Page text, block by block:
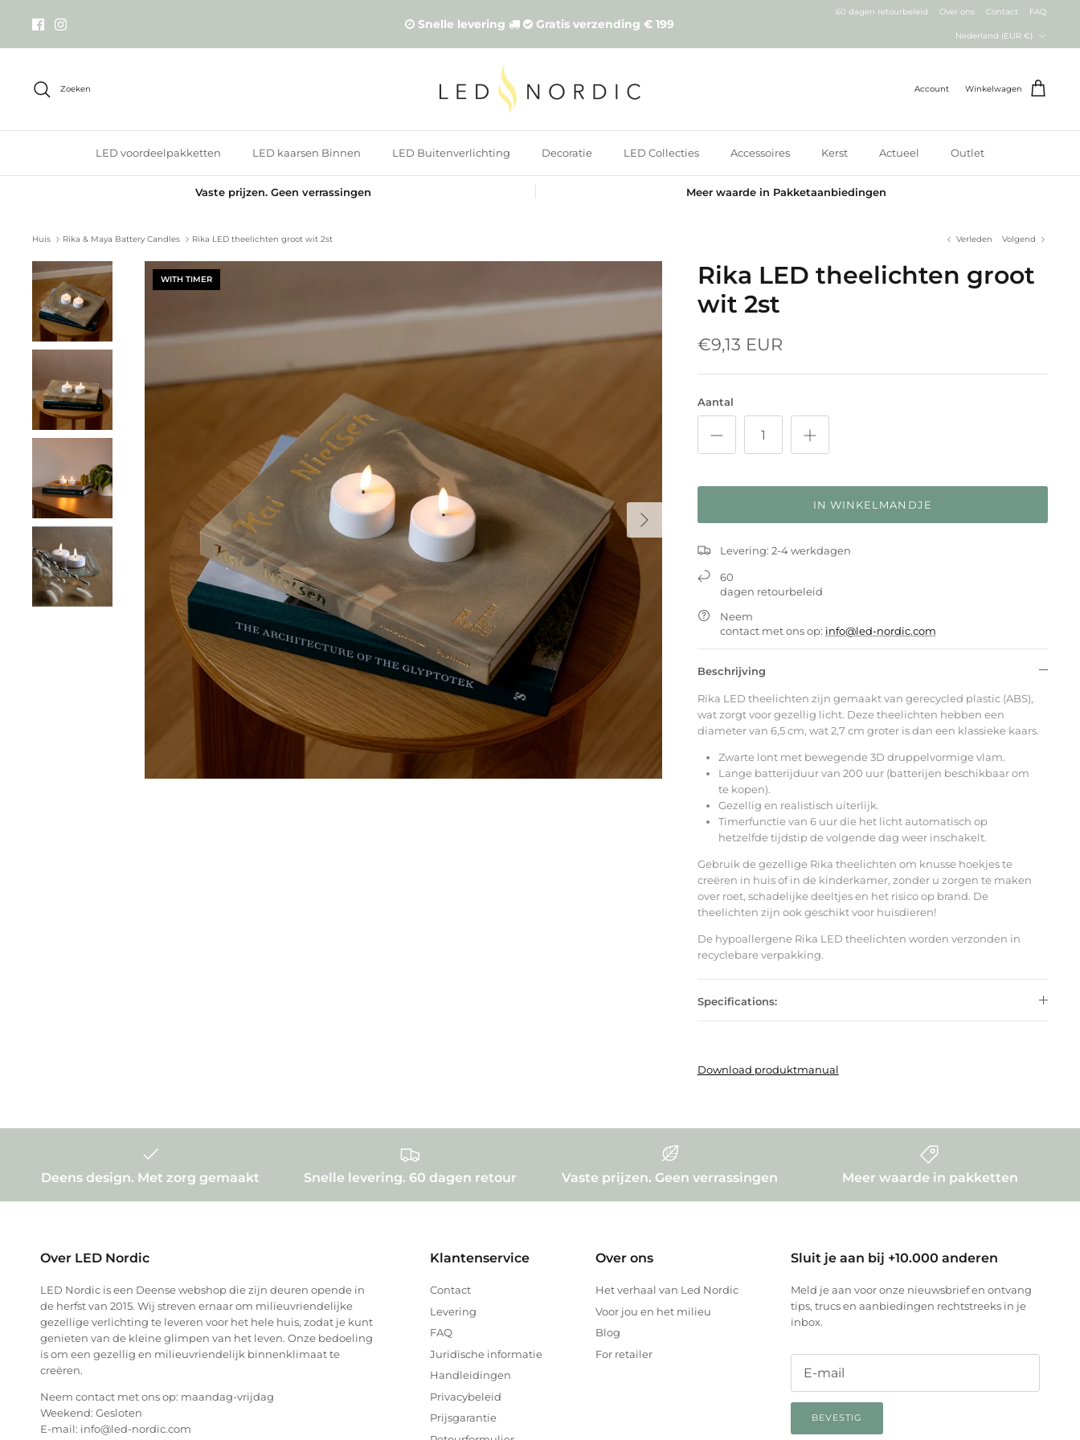
Snelle levering Gratis verzending € 199
60 dagen retourbeleid Over ons Contact
FAQ
Nederland (EUR €)
Zoeken Account Winkelwagen
LED voordeelpakketten LED kaarsen Binnen LED Buitenverlichting Decoratie LED Collecties Accessoires Kerst Actueel Outlet
Vaste prijzen. Geen verrassingen Meer waarde in Pakketaanbiedingen
Huis Rika & Maya Battery Candles Rika LED theelichten groot wit 2st Verleden Volgend
WITH TIMER
Rika LED theelichten groot
wit 2st
€9,13 EUR
Aantal
IN WINKELMANDJE
Levering: 2-4 werkdagen
60
dagen retourbeleid
Neem
contact met ons op: info@led-nordic.com
Beschrijving
Rika LED theelichten zijn gemaakt van gerecycled plastic (ABS),
wat zorgt voor gezellig licht. Deze theelichten hebben een
diameter van 6,5 cm, wat 2,7 cm groter is dan een klassieke kaars.
Zwarte lont met bewegende 3D druppelvormige vlam.
Lange batterijduur van 200 uur (batterijen beschikbaar om
te kopen).
Gezellig en realistisch uiterlijk.
Timerfunctie van 6 uur die het licht automatisch op
hetzelfde tijdstip de volgende dag weer inschakelt.
Gebruik de gezellige Rika theelichten om knusse hoekjes te
creëren in huis of in de kinderkamer, zonder u zorgen te maken
over roet, schadelijke deeltjes en het risico op brand. De
theelichten zijn ook geschikt voor huisdieren!
De hypoallergene Rika LED theelichten worden verzonden in
recyclebare verpakking.
Specifications:
Download produktmanual
Deens design. Met zorg gemaakt Snelle levering. 60 dagen retour Vaste prijzen. Geen verrassingen Meer waarde in pakketten
Over LED Nordic
LED Nordic is een Deense webshop die zijn deuren opende in
de herfst van 2015. Wij streven ernaar om milieuvriendelijke
gezellige verlichting te leveren voor het hele huis, zodat je kunt
genieten van de kleine glimpen van het leven. Onze bedoeling
is om een gezellig en milieuvriendelijk binnenklimaat te
creëren.
Neem contact met ons op: maandag-vrijdag
Weekend: Gesloten
E-mail: info@led-nordic.com
Klantenservice
Contact
Levering
FAQ
Juridische informatie
Handleidingen
Privacybeleid
Prijsgarantie
Over ons
Het verhaal van Led Nordic
Voor jou en het milieu
Blog
For retailer
Sluit je aan bij +10.000 anderen
Meld je aan voor onze nieuwsbrief en ontvang
tips, trucs en aanbiedingen rechtstreeks in je
inbox.
BEVESTIG